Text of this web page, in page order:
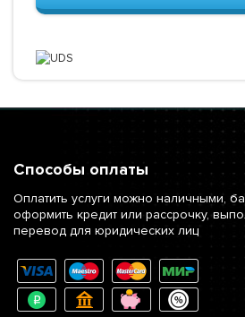
Способы оплаты
Оплатить услуги можно наличными,
оформить кредит или рассрочку,
перевод для юридических лиц